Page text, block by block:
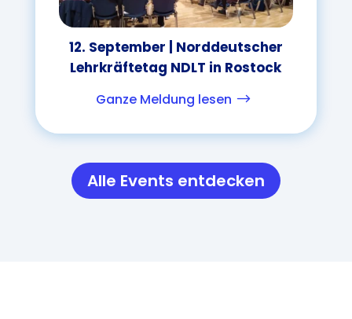
12. September | Norddeutscher
Lehrkräftetag NDLT in Rostock
Ganze Meldung lesen $
Alle Events entdecken